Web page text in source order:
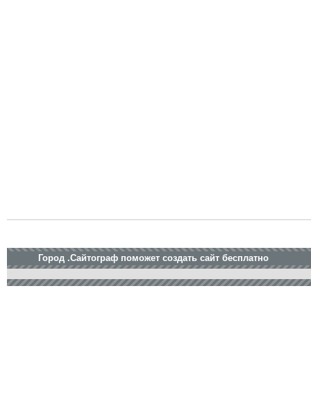
Город .Сайтограф поможет создать сайт бесплатно